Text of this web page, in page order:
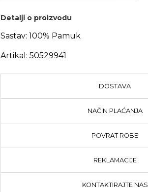
Detalji o proizvodu
Sastav: 100% Pamuk
Artikal: 50529941
DOSTAVA
NAČIN PLAĆANJA
POVRAT ROBE
REKLAMACIJE
KONTAKTIRAJTE NAS